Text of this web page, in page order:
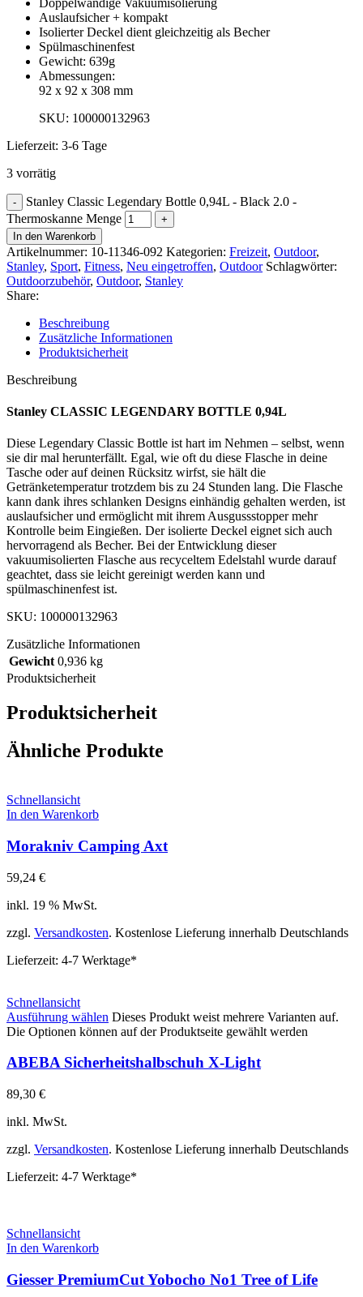
Auslaufsicher + kompakt
Isolierter Deckel dient gleichzeitig als Becher
Spülmaschinenfest
Gewicht: 639g
Abmessungen:
92 x 92 x 308 mm
SKU: 100000132963
Lieferzeit: 3-6 Tage
3 vorrätig
Stanley Classic Legendary Bottle 0,94L - Black 2.0 -
Thermoskanne Menge
In den Warenkorb
Artikelnummer: 10-11346-092 Kategorien: Freizeit, Outdoor,
Stanley, Sport, Fitness, Neu eingetroffen, Outdoor Schlagwörter:
Outdoorzubehör, Outdoor, Stanley
Share:
Beschreibung
Zusätzliche Informationen
Produktsicherheit
Beschreibung
Stanley CLASSIC LEGENDARY BOTTLE 0,94L
Diese Legendary Classic Bottle ist hart im Nehmen – selbst, wenn
sie dir mal herunterfällt. Egal, wie oft du diese Flasche in deine
Tasche oder auf deinen Rücksitz wirfst, sie hält die
Getränketemperatur trotzdem bis zu 24 Stunden lang. Die Flasche
kann dank ihres schlanken Designs einhändig gehalten werden, ist
auslaufsicher und ermöglicht mit ihrem Ausgussstopper mehr
Kontrolle beim Eingießen. Der isolierte Deckel eignet sich auch
hervorragend als Becher. Bei der Entwicklung dieser
vakuumisolierten Flasche aus recyceltem Edelstahl wurde darauf
geachtet, dass sie leicht gereinigt werden kann und
spülmaschinenfest ist.
SKU: 100000132963
Zusätzliche Informationen
Gewicht 0,936 kg
Produktsicherheit
Produktsicherheit
Ähnliche Produkte
Schnellansicht
In den Warenkorb
Morakniv Camping Axt
59,24 €
inkl. 19 % MwSt.
zzgl. Versandkosten. Kostenlose Lieferung innerhalb Deutschlands
Lieferzeit: 4-7 Werktage*
Schnellansicht
Ausführung wählen Dieses Produkt weist mehrere Varianten auf.
Die Optionen können auf der Produktseite gewählt werden
ABEBA Sicherheitshalbschuh X-Light
89,30 €
inkl. MwSt.
zzgl. Versandkosten. Kostenlose Lieferung innerhalb Deutschlands
Lieferzeit: 4-7 Werktage*
Schnellansicht
In den Warenkorb
Giesser PremiumCut Yobocho No1 Tree of Life